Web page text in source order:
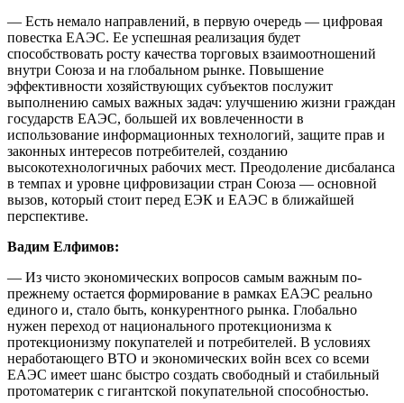
— Есть немало направлений, в первую очередь — цифровая
повестка ЕАЭС. Ее успешная реализация будет
способствовать росту качества торговых взаимоотношений
внутри Союза и на глобальном рынке. Повышение
эффективности хозяйствующих субъектов послужит
выполнению самых важных задач: улучшению жизни граждан
государств ЕАЭС, большей их вовлеченности в
использование информационных технологий, защите прав и
законных интересов потребителей, созданию
высокотехнологичных рабочих мест. Преодоление дисбаланса
в темпах и уровне цифровизации стран Союза — основной
вызов, который стоит перед ЕЭК и ЕАЭС в ближайшей
перспективе.
Вадим Елфимов:
— Из чисто экономических вопросов самым важным по-
прежнему остается формирование в рамках ЕАЭС реально
единого и, стало быть, конкурентного рынка. Глобально
нужен переход от национального протекционизма к
протекционизму покупателей и потребителей. В условиях
неработающего ВТО и экономических войн всех со всеми
ЕАЭС имеет шанс быстро создать свободный и стабильный
протоматерик с гигантской покупательной способностью.